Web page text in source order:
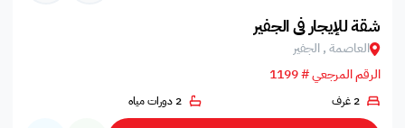
شقة للإيجار في الجفير
العاصمة , الجفير
الرقم المرجعي # 1199
2 غرف 2 دورات مياه